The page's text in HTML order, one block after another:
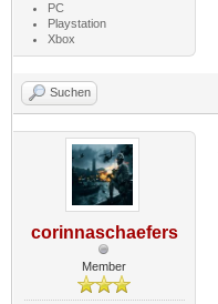
PC
Playstation
Xbox
Suchen
corinnaschaefers
Member